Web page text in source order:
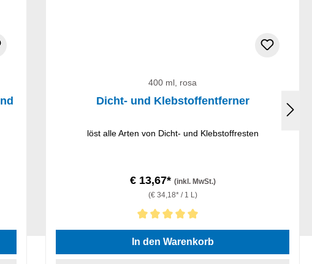
400 ml, rosa
Dicht- und Klebstoffentferner
löst alle Arten von Dicht- und Klebstoffresten
€ 13,67* (inkl. MwSt.)
(€ 34,18* / 1 L)
Durchschnittliche Bewertung von 5 von 5 Sternen
In den Warenkorb